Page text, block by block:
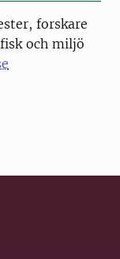
forskare
och miljö